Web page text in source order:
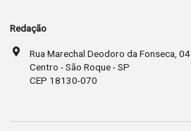
Redação
Rua Marechal Deodoro da Fonseca, 04
Centro - São Roque - SP
CEP 18130-070